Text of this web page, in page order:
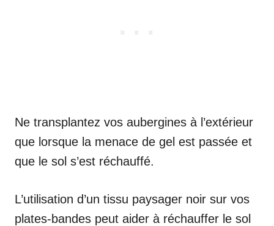
Ne transplantez vos aubergines à l’extérieur
que lorsque la menace de gel est passée et
que le sol s’est réchauffé.
L’utilisation d’un tissu paysager noir sur vos
plates-bandes peut aider à réchauffer le sol